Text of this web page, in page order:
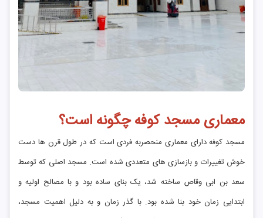
معماری مسجد کوفه چگونه است؟
مسجد کوفه دارای معماری منحصربه فردی است که در طول قرن ها دست
خوش تغییرات و بازسازی های متعددی شده است. مسجد اصلی که توسط
سعد بن ابی وقاص ساخته شد، یک بنای ساده بود و با مصالح اولیه و
ابتدایی زمان خود بنا شده بود. با گذر زمان و به دلیل اهمیت مسجد،